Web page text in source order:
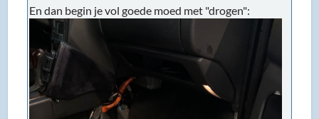
En dan begin je vol goede moed met "drogen":